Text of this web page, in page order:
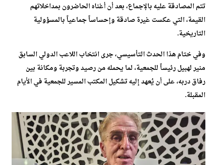
تتم المصادقة عليه بالإجماع، بعد أن أغناه الحاضرون بمداخلاتهم
القيمة، التي عكست غيرة صادقة وإحساساً جماعياً بالمسؤولية
التاريخية.
وفي ختام هذا الحدث التأسيسي، جرى انتخاب اللاعب الدولي السابق
منير لهبيل رئيساً للجمعية، لما يحمله من رصيد وتجربة ومكانة بين
رفاق دربه، على أن يُعهد إليه تشكيل المكتب المسير للجمعية في الأيام
المقبلة.